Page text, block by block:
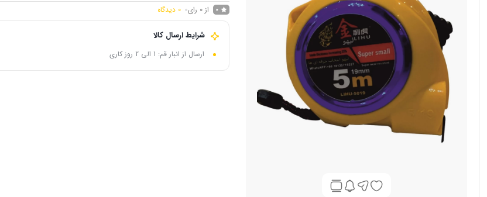
0 از 0 رای 0 دیدگاه
شرایط ارسال کالا
ارسال از انبار قم: 1 الی 2 روز کاری